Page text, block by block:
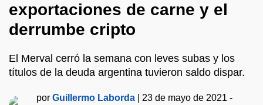
exportaciones de carne y el
derrumbe cripto
El Merval cerró la semana con leves subas y los
títulos de la deuda argentina tuvieron saldo dispar.
porGuillermo Laborda
23 de mayo de 2021 -